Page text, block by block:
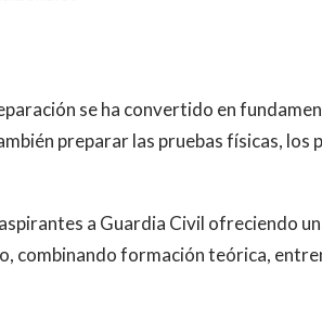
se ha convertido en
preparar las pruebas físicas, los
a Guardia Civil ofreciendo
combinando formación teórica,